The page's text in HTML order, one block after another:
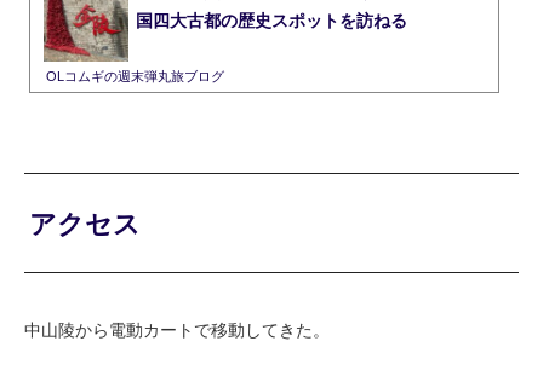
国四大古都の歴史スポットを訪ねる
OLコムギの週末弾丸旅ブログ
アクセス
中山陵から電動カートで移動してきた。